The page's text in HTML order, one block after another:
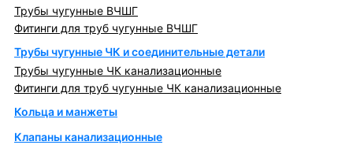
Трубы чугунные ВЧШГ
Фитинги для труб чугунные ВЧШГ
Трубы чугунные ЧК и соединительные детали
Трубы чугунные ЧК канализационные
Фитинги для труб чугунные ЧК канализационные
Кольца и манжеты
Клапаны канализационные